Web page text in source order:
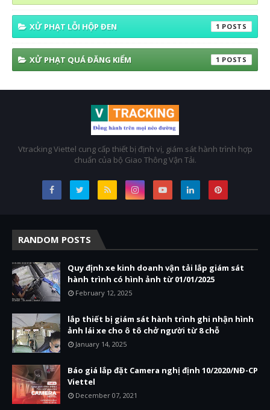
XỬ PHẠT LỖI HỘP ĐEN 1
XỬ PHẠT QUÁ ĐĂNG KIỂM 1
Vtracking Viettel cung cấp thiết bị định vị, giám sát hành trình hợp
chuẩn của bộ Giao Thông Vận Tải.
RANDOM POSTS
Quy định xe kinh doanh vận tải lắp giám sát
hành trình có hình ảnh từ 01/01/2025
February 12, 2025
lắp thiết bị giám sát hành trình ghi nhận hình
ảnh lái xe cho ô tô chở người từ 8 chỗ
January 14, 2025
Báo giá lắp đặt Camera nghị định 10/2020/NĐ-CP
Viettel
December 07, 2021